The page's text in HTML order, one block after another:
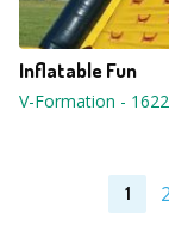
Inflatable Fun
V-Formation -
1 2